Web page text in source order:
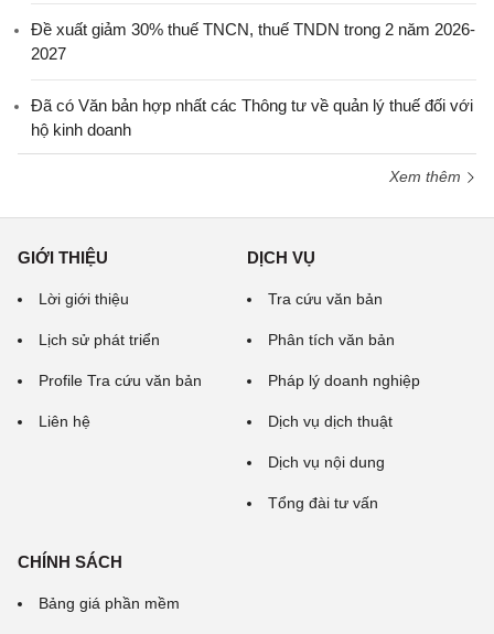
Đề xuất giảm 30% thuế TNCN, thuế TNDN trong 2 năm 2026-
2027
Đã có Văn bản hợp nhất các Thông tư về quản lý thuế đối với
hộ kinh doanh
Xem thêm
GIỚI THIỆU
Lời giới thiệu
Lịch sử phát triển
Profile Tra cứu văn bản
Liên hệ
DỊCH VỤ
Tra cứu văn bản
Phân tích văn bản
Pháp lý doanh nghiệp
Dịch vụ dịch thuật
Dịch vụ nội dung
Tổng đài tư vấn
CHÍNH SÁCH
Bảng giá phần mềm